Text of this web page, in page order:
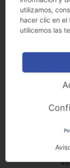
Raed Wasseghi, la
y el Sr. Felix
Cuentan con el
Daniela Zingler,
enero de 2022,
Corporativa y
asumirá el
un líder en
utilizamos,
hacer clic en
utilicemos las